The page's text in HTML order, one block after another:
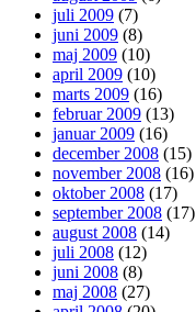
juli 2009 (7)
juni 2009 (8)
maj 2009 (10)
april 2009 (10)
marts 2009 (16)
februar 2009 (13)
januar 2009 (16)
december 2008 (15)
november 2008 (16)
oktober 2008 (17)
september 2008 (17)
august 2008 (14)
juli 2008 (12)
juni 2008 (8)
maj 2008 (27)